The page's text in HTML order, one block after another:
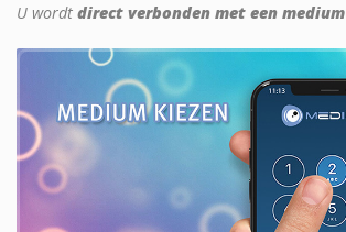
U wordt direct verbonden met een medium